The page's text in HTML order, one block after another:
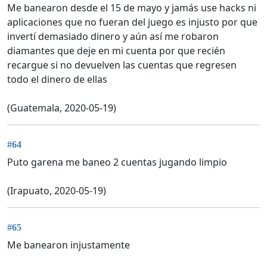
Me banearon desde el 15 de mayo y jamás use hacks ni
aplicaciones que no fueran del juego es injusto por que
invertí demasiado dinero y aún así me robaron
diamantes que deje en mi cuenta por que recién
recargue si no devuelven las cuentas que regresen
todo el dinero de ellas
(Guatemala, 2020-05-19)
#64
Puto garena me baneo 2 cuentas jugando limpio
(Irapuato, 2020-05-19)
#65
Me banearon injustamente